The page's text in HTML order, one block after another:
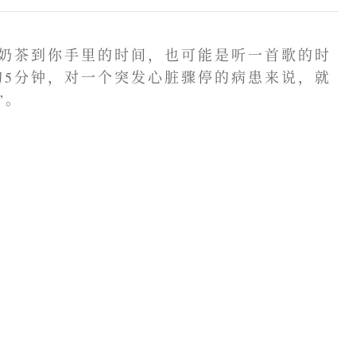
茶到你手里的时间，也可能是听一首歌的时
分钟，对一个突发心脏骤停的病患来说，就